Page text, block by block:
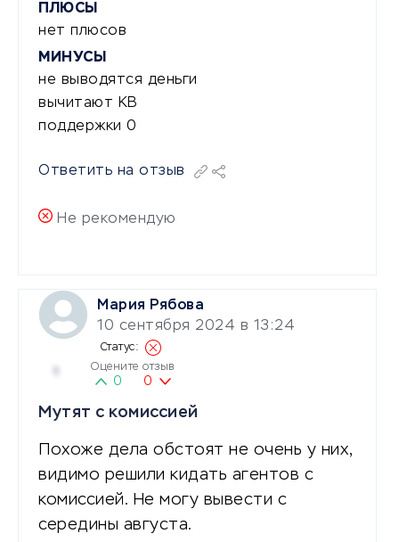
ПЛЮСЫ
нет плюсов
МИНУСЫ
не выводятся деньги
вычитают КВ
поддержки 0
Ответить на отзыв
Не рекомендую
Мария Рябова
10 сентября 2024 в 13:24
Оцените отзыв
0 0
Мутят с комиссией
Похоже дела обстоят не очень у них,
видимо решили кидать агентов с
комиссией. Не могу вывести с
середины августа.